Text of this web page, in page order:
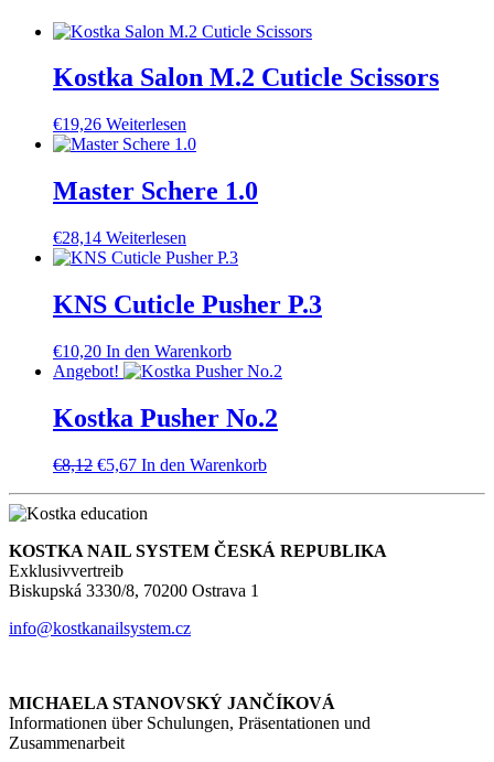
Kostka Salon M.2 Cuticle Scissors
€19,26 Weiterlesen
Master Schere 1.0
€28,14 Weiterlesen
KNS Cuticle Pusher P.3
€10,20 In den Warenkorb
Angebot!
Kostka Pusher No.2
€8,12 Ursprünglicher
€8,12
€5,67Aktueller
€5,67.
In den Warenkorb
KOSTKA NAIL SYSTEM ČESKÁ REPUBLIKA
Exklusivvertreib
Biskupská 3330/8, 70200 Ostrava 1
info@kostkanailsystem.cz
MICHAELA STANOVSKÝ JANČÍKOVÁ
Informationen über Schulungen, Präsentationen und
Zusammenarbeit